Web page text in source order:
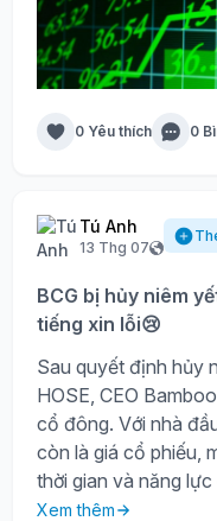
0 Yêu thích 0
Tú Anh
13 Thg 07
BCG bị hủy niêm
tiếng xin lỗi😢
Sau quyết định hủy
HOSE, CEO
cổ đông. Với nhà
còn là giá cổ phiếu,
thời gian và năng
Xem thêm